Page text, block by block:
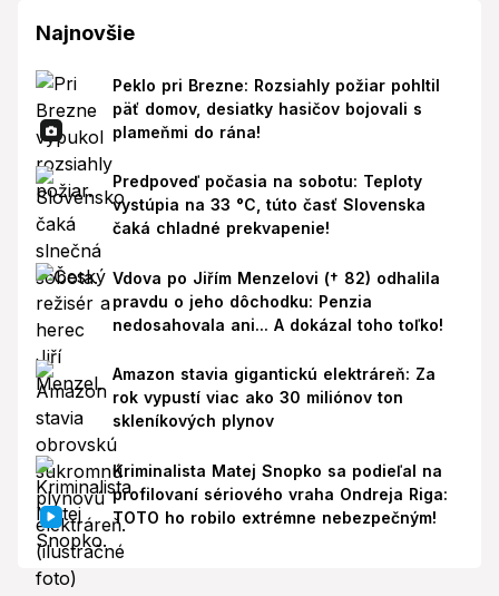
Najnovšie
Peklo pri Brezne: Rozsiahly požiar pohltil
päť domov, desiatky hasičov bojovali s
plameňmi do rána!
Predpoveď počasia na sobotu: Teploty
vystúpia na 33 °C, túto časť Slovenska
čaká chladné prekvapenie!
Vdova po Jiřím Menzelovi († 82) odhalila
pravdu o jeho dôchodku: Penzia
nedosahovala ani... A dokázal toho toľko!
Amazon stavia gigantickú elektráreň: Za
rok vypustí viac ako 30 miliónov ton
skleníkových plynov
Kriminalista Matej Snopko sa podieľal na
profilovaní sériového vraha Ondreja Riga:
TOTO ho robilo extrémne nebezpečným!